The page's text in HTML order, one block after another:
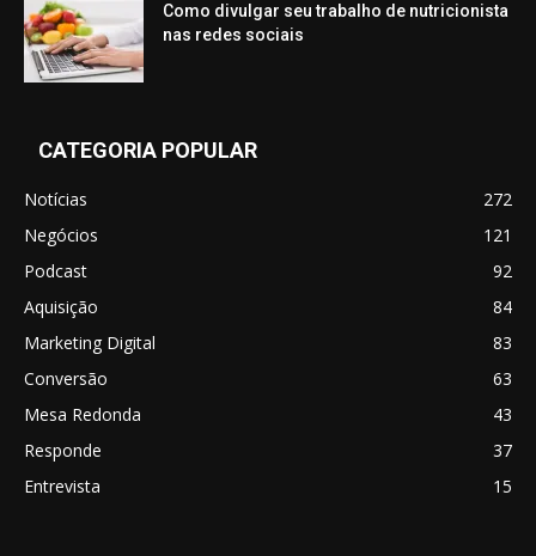
Como divulgar seu trabalho de nutricionista
nas redes sociais
CATEGORIA POPULAR
Notícias
272
Negócios
121
Podcast
92
Aquisição
84
Marketing Digital
83
Conversão
63
Mesa Redonda
43
Responde
37
Entrevista
15